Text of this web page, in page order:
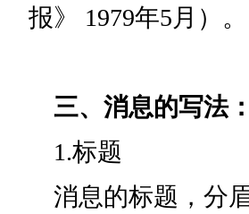
报》 1979年5月）。
三、消息的写法
1.标题
消息的标题，分